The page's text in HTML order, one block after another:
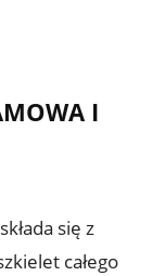
I
się z
całego